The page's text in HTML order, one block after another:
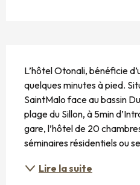
L’hôtel Otonali, bénéficie
quelques minutes à pied.
SaintMalo face au bassin
plage du Sillon, à 5min
gare, l’hôtel de 20
séminaires résidentiels ou
Lire la suite